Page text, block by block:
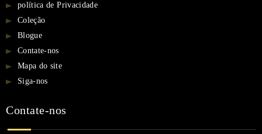
política de Privacidade
Coleção
Blogue
Contate-nos
Mapa do site
Siga-nos
Contate-nos